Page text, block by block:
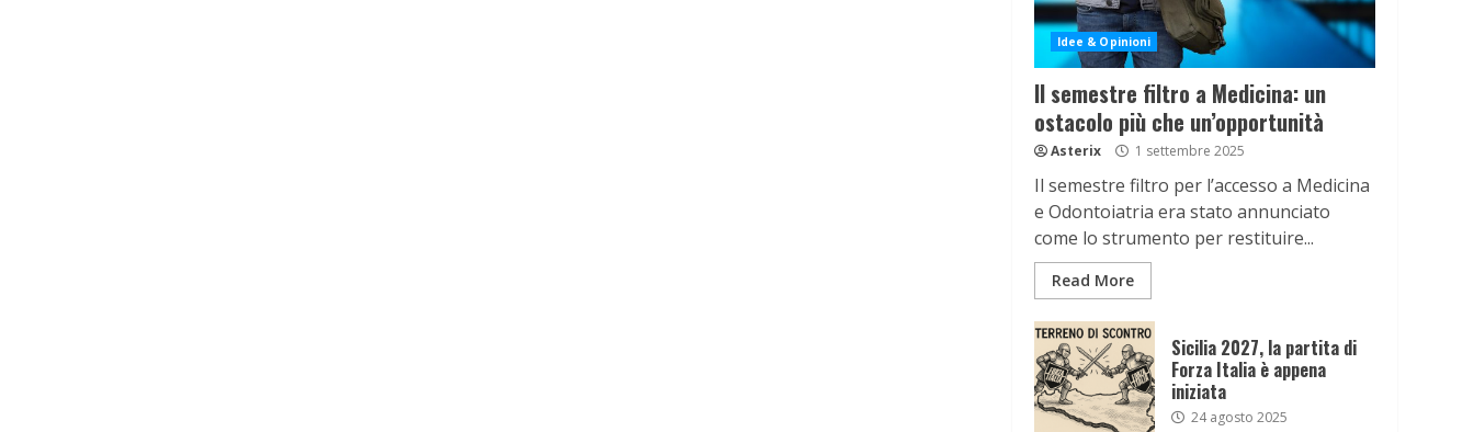
Idee & Opinioni
Il semestre filtro a Medicina: un
ostacolo più che un’opportunità
Asterix 1 settembre 2025
Il semestre filtro per l’accesso a Medicina
e Odontoiatria era stato annunciato
come lo strumento per restituire...
Read More
Sicilia 2027, la partita di
Forza Italia è appena
iniziata
24 agosto 2025